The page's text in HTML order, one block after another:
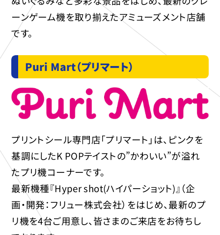
ーンゲーム機を取り揃えたアミューズメント店舗
です。
Puri Mart（プリマート）
プリントシール専門店「プリマート」は、ピンクを
基調にしたK POPテイストの”かわいい”が溢れ
たプリ機コーナーです。
最新機種『Hyper shot(ハイパーショット)』（企
画・開発：フリュー株式会社）をはじめ、最新のプ
リ機を4台ご用意し、皆さまのご来店をお待ちし